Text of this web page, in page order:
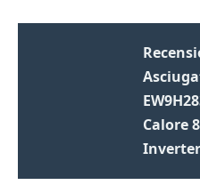
Calore
Inverter